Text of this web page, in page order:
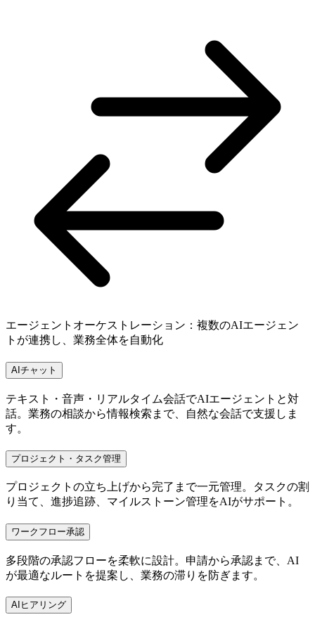
エージェントオーケストレーション：複数のAIエージェン
トが連携し、業務全体を自動化
AIチャット
テキスト・音声・リアルタイム会話でAIエージェントと対
話。業務の相談から情報検索まで、自然な会話で支援しま
す。
プロジェクト・タスク管理
プロジェクトの立ち上げから完了まで一元管理。タスクの割
り当て、進捗追跡、マイルストーン管理をAIがサポート。
ワークフロー承認
多段階の承認フローを柔軟に設計。申請から承認まで、AI
が最適なルートを提案し、業務の滞りを防ぎます。
AIヒアリング